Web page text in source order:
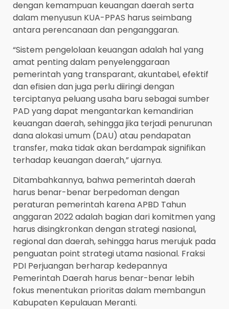
dengan kemampuan keuangan daerah serta
dalam menyusun KUA-PPAS harus seimbang
antara perencanaan dan penganggaran.
“Sistem pengelolaan keuangan adalah hal yang
amat penting dalam penyelenggaraan
pemerintah yang transparant, akuntabel, efektif
dan efisien dan juga perlu diiringi dengan
terciptanya peluang usaha baru sebagai sumber
PAD yang dapat mengantarkan kemandirian
keuangan daerah, sehingga jika terjadi penurunan
dana alokasi umum (DAU) atau pendapatan
transfer, maka tidak akan berdampak signifikan
terhadap keuangan daerah,” ujarnya.
Ditambahkannya, bahwa pemerintah daerah
harus benar-benar berpedoman dengan
peraturan pemerintah karena APBD Tahun
anggaran 2022 adalah bagian dari komitmen yang
harus disingkronkan dengan strategi nasional,
regional dan daerah, sehingga harus merujuk pada
penguatan point strategi utama nasional. Fraksi
PDI Perjuangan berharap kedepannya
Pemerintah Daerah harus benar-benar lebih
fokus menentukan prioritas dalam membangun
Kabupaten Kepulauan Meranti.